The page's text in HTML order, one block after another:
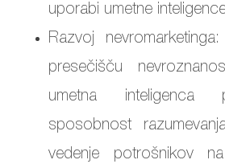
uporabi umetne
Razvoj
presečišču
umetna inteligenca
sposobnost
vedenje potrošnikov